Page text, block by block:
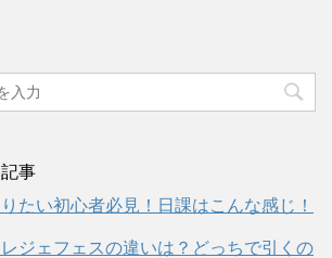
事
たい初心者必見！日課はこんな感じ！
ジェフェスの違いは？どっちで引くの